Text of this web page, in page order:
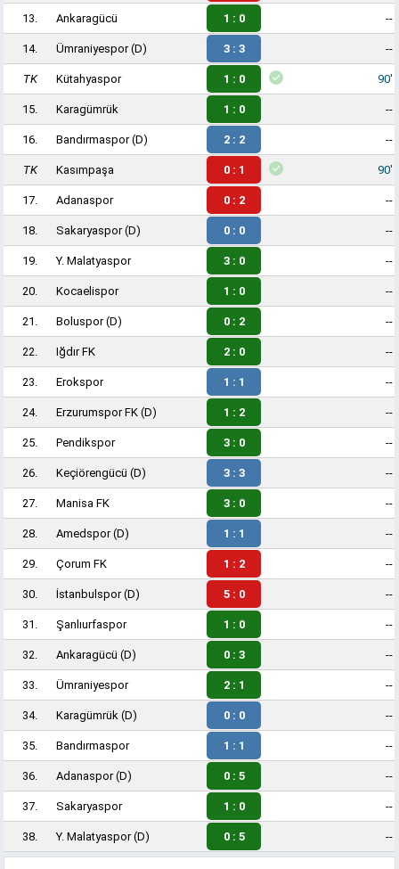
13. Ankaragücü 1 : 0 --
14. Ümraniyespor(D) 3 : 3 --
TK Kütahyaspor 1 : 0 90'
15. Karagümrük 1 : 0 --
16. Bandırmaspor(D) 2 : 2 --
TK Kasımpaşa 0 : 1 90'
17. Adanaspor 0 : 2 --
18. Sakaryaspor(D) 0 : 0 --
19. Y. Malatyaspor 3 : 0 --
20. Kocaelispor 1 : 0 --
21. Boluspor(D) 0 : 2 --
22. Iğdır FK 2 : 0 --
23. Erokspor 1 : 1 --
24. Erzurumspor FK (D) 1 : 2 --
25. Pendikspor 3 : 0 --
26. Keçiörengücü (D) 3 : 3 --
27. Manisa FK 3 : 0 --
28. Amedspor(D) 1 : 1 --
29. Çorum FK 1 : 2 --
30. İstanbulspor(D) 5 : 0 --
31. Şanlıurfaspor 1 : 0 --
32. Ankaragücü (D) 0 : 3 --
33. Ümraniyespor 2 : 1 --
34. Karagümrük (D) 0 : 0 --
35. Bandırmaspor 1 : 1 --
36. Adanaspor(D) 0 : 5 --
37. Sakaryaspor 1 : 0 --
38. Y. Malatyaspor(D) 0 : 5 --